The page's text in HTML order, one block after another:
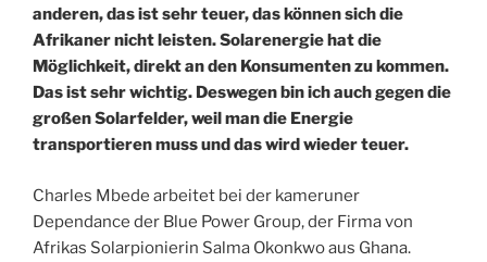
anderen, das ist sehr teuer, das können sich die
Afrikaner nicht leisten. Solarenergie hat die
Möglichkeit, direkt an den Konsumenten zu kommen.
Das ist sehr wichtig. Deswegen bin ich auch gegen die
großen Solarfelder, weil man die Energie
transportieren muss und das wird wieder teuer.
Charles Mbede arbeitet bei der kameruner
Dependance der Blue Power Group, der Firma von
Afrikas Solarpionierin Salma Okonkwo aus Ghana.